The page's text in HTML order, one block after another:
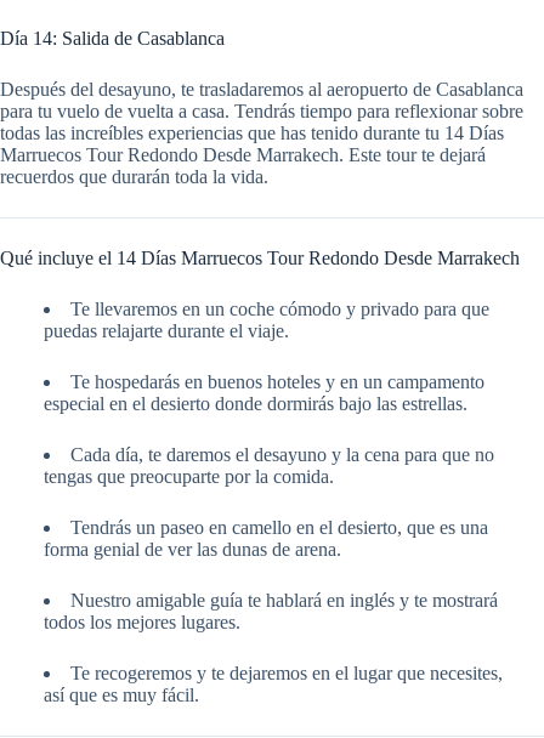
Día 14: Salida de Casablanca
Después del desayuno, te trasladaremos al aeropuerto de Casablanca
para tu vuelo de vuelta a casa. Tendrás tiempo para reflexionar sobre
todas las increíbles experiencias que has tenido durante tu 14 Días
Marruecos Tour Redondo Desde Marrakech. Este tour te dejará
recuerdos que durarán toda la vida.
Qué incluye el 14 Días Marruecos Tour Redondo Desde Marrakech
Te llevaremos en un coche cómodo y privado para que
puedas relajarte durante el viaje.
Te hospedarás en buenos hoteles y en un campamento
especial en el desierto donde dormirás bajo las estrellas.
Cada día, te daremos el desayuno y la cena para que no
tengas que preocuparte por la comida.
Tendrás un paseo en camello en el desierto, que es una
forma genial de ver las dunas de arena.
Nuestro amigable guía te hablará en inglés y te mostrará
todos los mejores lugares.
Te recogeremos y te dejaremos en el lugar que necesites,
así que es muy fácil.